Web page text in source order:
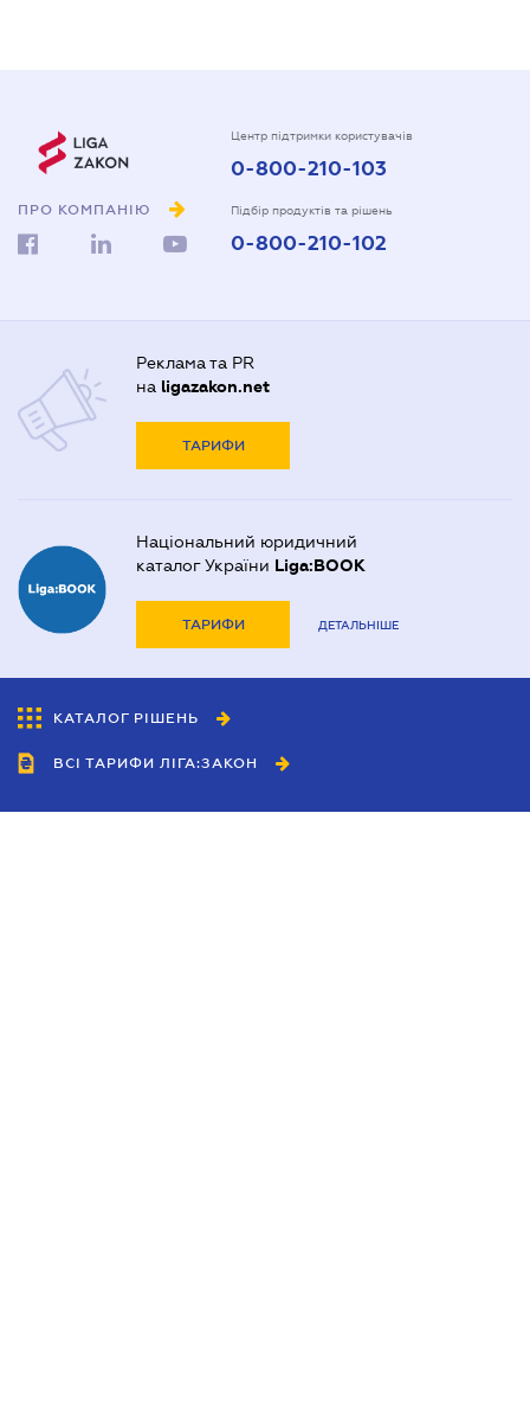
ПРО КОМПАНІЮ
Центр підтримки користувачів
0-800-210-103
Підбір продуктів та рішень
0-800-210-102
Реклама та PR
на ligazakon.net
ТАРИФИ
Національний юридичний
каталог України Liga:BOOK
ТАРИФИ ДЕТАЛЬНІШЕ
КАТАЛОГ РІШЕНЬ
ВСІ ТАРИФИ ЛІГА:ЗАКОН